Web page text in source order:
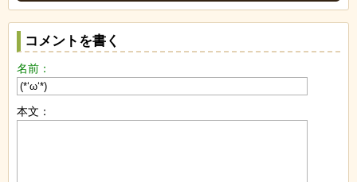
コメントを書く
名前：
本文：